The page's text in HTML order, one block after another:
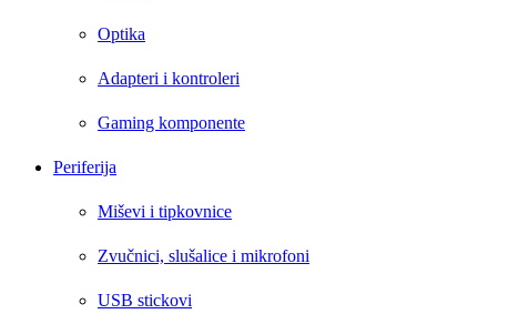
Optika
Adapteri i kontroleri
Gaming komponente
Periferija
Miševi i tipkovnice
Zvučnici, slušalice i mikrofoni
USB stickovi